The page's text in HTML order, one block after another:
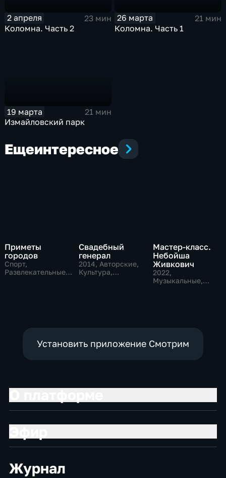
2 апреля
23 мин
Коломна. Часть 2
26 марта
21 мин
Коломна. Часть 1
19 марта
21 мин
Измайловский парк
Ещеинтересное
Приметы
городов
Спорт,
Развлекательные,
Свадебный
генерал
2014, Авторские,
Культура,
Мастер-класс.
Небойша
Живкович
2022,
Музыкальные,
Установить приложение Смотрим
Журнал